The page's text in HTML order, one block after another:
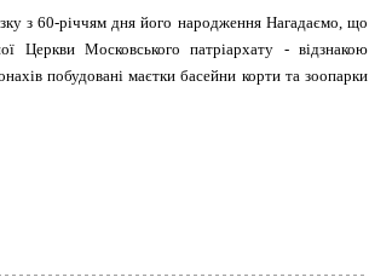
з 60-річчям дня його народження Нагадаємо, що
Церкви Московського патріархату - відзнакою
побудовані маєтки басейни корти та зоопарки